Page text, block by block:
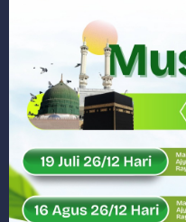
Gelar Musdalub, Ini
Wakili Gubernur Sumbar, Kabiro Kesra Hadiri
RELIS
RELIS
RELIS
Peringati Hari Koperasi ke-79, Wagub